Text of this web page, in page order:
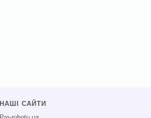
НАШІ САЙТИ